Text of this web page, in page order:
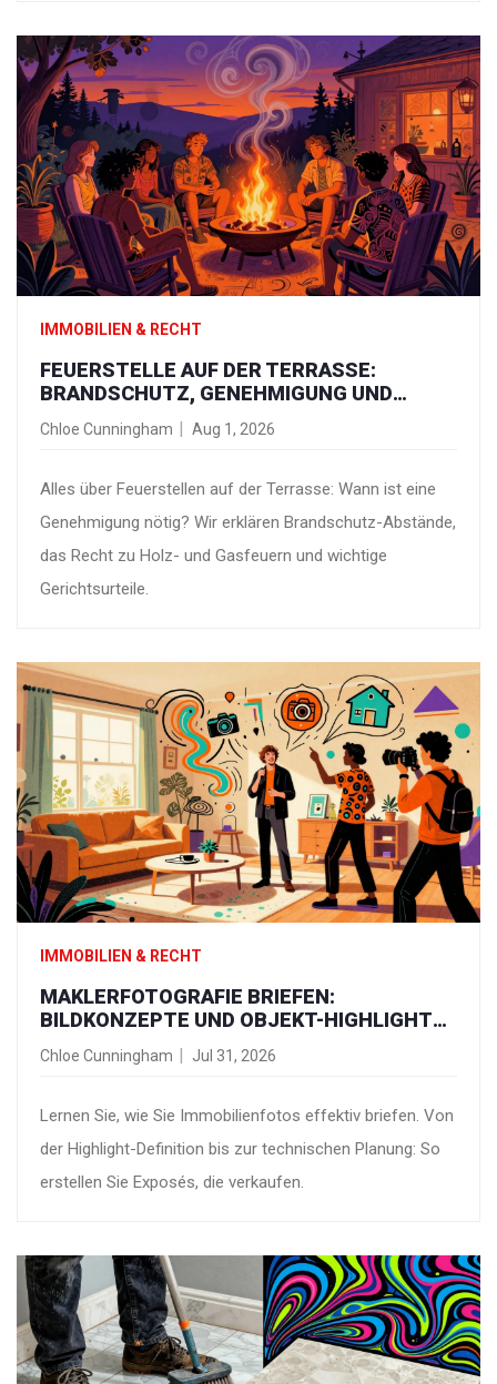
IMMOBILIEN & RECHT
FEUERSTELLE AUF DER TERRASSE:
BRANDSCHUTZ, GENEHMIGUNG UND
NACHBARSCHAFTSRECHT
Chloe Cunningham Aug 1, 2026
Alles über Feuerstellen auf der Terrasse: Wann ist eine
Genehmigung nötig? Wir erklären Brandschutz-Abstände,
das Recht zu Holz- und Gasfeuern und wichtige
Gerichtsurteile.
IMMOBILIEN & RECHT
MAKLERFOTOGRAFIE BRIEFEN:
BILDKONZEPTE UND OBJEKT-HIGHLIGHTS
Chloe Cunningham Jul 31, 2026
Lernen Sie, wie Sie Immobilienfotos effektiv briefen. Von
der Highlight-Definition bis zur technischen Planung: So
erstellen Sie Exposés, die verkaufen.